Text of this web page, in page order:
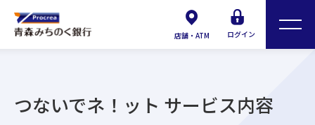
店舗・ATM ログイン
つないでネ！ット サービス内容